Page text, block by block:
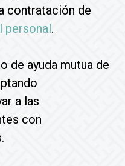
contratación de
personal.
de ayuda mutua de
a las
con